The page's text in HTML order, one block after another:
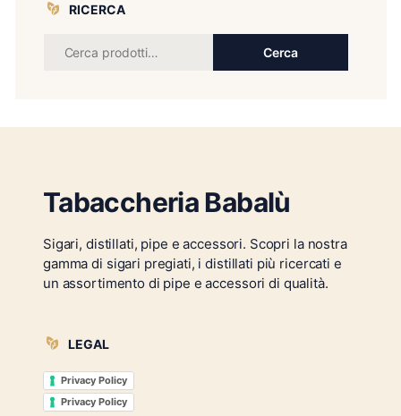
RICERCA
Cerca
Tabaccheria Babalù
Sigari, distillati, pipe e accessori. Scopri la nostra
gamma di sigari pregiati, i distillati più ricercati e
un assortimento di pipe e accessori di qualità.
LEGAL
Privacy Policy
Privacy Policy